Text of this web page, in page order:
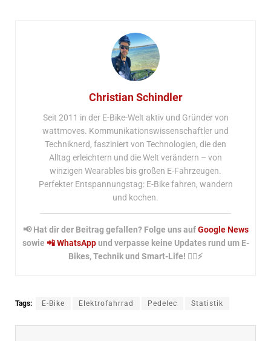
Christian Schindler
Seit 2011 in der E-Bike-Welt aktiv und Gründer von
wattmoves. Kommunikationswissenschaftler und
Techniknerd, fasziniert von Technologien, die den
Alltag erleichtern und die Welt verändern – von
winzigen Wearables bis großen E-Fahrzeugen.
Perfekter Entspannungstag: E-Bike fahren, wandern
und kochen.
📢 Hat dir der Beitrag gefallen? Folge uns aufGoogle News
sowie 📲 WhatsAppund verpasse keine Updates rund um E-
Bikes, Technik und Smart-Life! 🚴‍♂️⚡
Tags: E-Bike Elektrofahrrad Pedelec Statistik